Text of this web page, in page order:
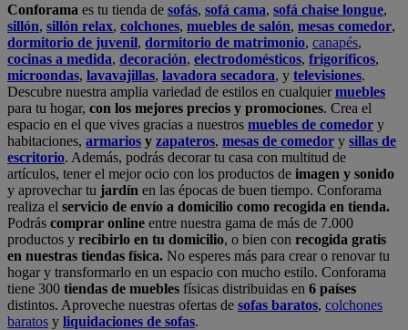
Conforama es tu tienda de sofás, sofá cama, sofá chaise longue,
sillón, sillón relax, colchones, muebles de salón, mesas comedor,
dormitorio de juvenil, dormitorio de matrimonio, canapés,
cocinas a medida, decoración, electrodomésticos, frigoríficos,
microondas, lavavajillas, lavadora secadora, y televisiones.
Descubre nuestra amplia variedad de estilos en cualquiermuebles
para tu hogar, con los mejores precios y promociones. Crea el
espacio en el que vives gracias a nuestros muebles de comedor y
habitaciones, armarios y zapateros, mesas de comedor y sillas de
escritorio. Además, podrás decorar tu casa con multitud de
artículos, tener el mejor ocio con los productos de imagen y sonido
y aprovechar tu jardín en las épocas de buen tiempo. Conforama
realiza el servicio de envío a domicilio como recogida en tienda.
Podrás comprar online entre nuestra gama de más de 7.000
productos y recibirlo en tu domicilio, o bien con recogida gratis
en nuestras tiendas física. No esperes más para crear o renovar tu
hogar y transformarlo en un espacio con mucho estilo. Conforama
tiene 300 tiendas de muebles físicas distribuidas en 6 países
distintos. Aproveche nuestras ofertas de sofas baratos, colchones
baratos y liquidaciones de sofas.